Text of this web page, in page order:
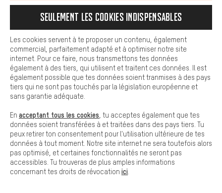
Inscris-toi maintenant
et reçois un bon d'achat de
5€*.
Ne rate aucune de nos
facilement les bons produits. Par exemple, nous proposons une
facilement aux questions.
Cookies de base
Les cookies de base garantissent que tu puisses utiliser les
fonctions de notre site web.
Seulement les cookies indispensables
Les cookies servent à te proposer un contenu, également
commercial, parfaitement adapté et à optimiser notre site
internet. Pour ce faire, nous transmettons tes données
également à des tiers, qui utilisent et traitent ces données. Il est
également possible que tes données soient tranmises à des pays
tiers qui ne sont pas touchés par la législation européenne et
sans garantie adéquate.
En acceptant tous les cookies , tu acceptes également que tes
données soient transférées à et traitées dans des pays tiers. Tu
peux retirer ton consentement pour l'utilisation ultérieure de tes
données à tout moment. Notre site internet ne sera toutefois alors
pas optimisé, et certaines fonctionnalités ne seront pas
accessibles. Tu trouveras de plus amples informations
concernant tes droits de révocation ici